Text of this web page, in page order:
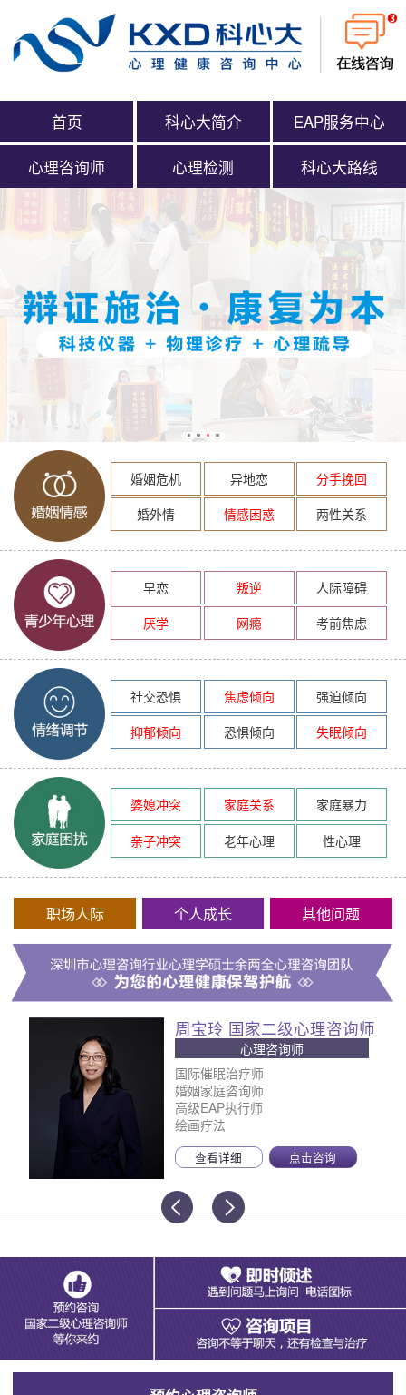
首页 科心大简介 EAP服务中心
心理咨询师 心理检测 科心大路线
婚姻危机 异地恋
分手挽回
婚外情
情感困惑 两性关系
早恋 叛逆
人际障碍
厌学
网瘾 考前焦虑
社交恐惧 焦虑倾向
强迫倾向
抑郁倾向
恐惧倾向 失眠倾向
婆媳冲突 家庭关系
家庭暴力
亲子冲突
老年心理 性心理
职场人际 个人成长 其他问题
周宝玲 国家二级心理咨询师
心理咨询师
国际催眠治疗师
婚姻家庭咨询师
高级EAP执行师
绘画疗法
查看详细 点击咨询